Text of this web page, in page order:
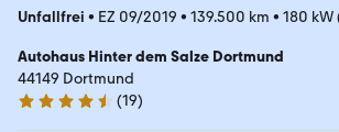
Unfallfrei • EZ 09/2019 • 139.500 km • 180 kW
Autohaus Hinter dem Salze Dortmund
44149 Dortmund
4.4 Sterne
(19)